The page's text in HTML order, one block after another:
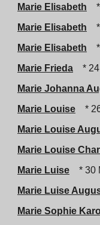
Marie Elisabeth
Marie Elisabeth
Marie Elisabeth
Marie Frieda
*
Marie Johanna
Marie Louise
*
Marie Louise
Marie Louise
Marie Luise
* 30
Marie Luise
Marie Sophie